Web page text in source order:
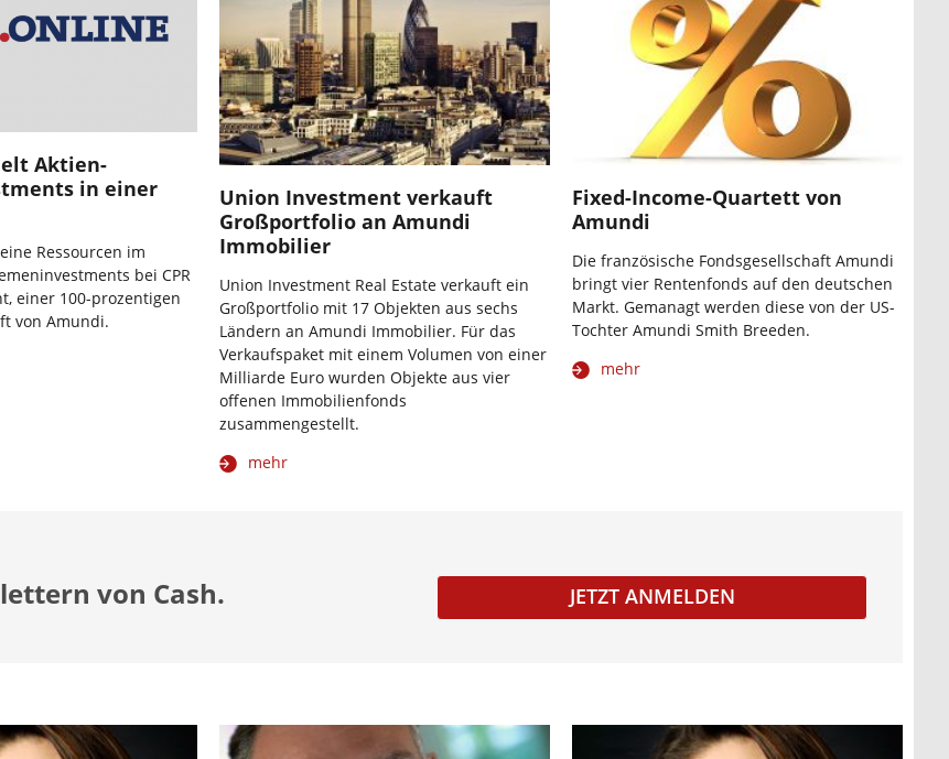
Aktien-
in einer
Ressourcen im
bei CPR
einer 100-prozentigen
von Amundi.
Union Investment verkauft
Großportfolio an Amundi
Immobilier
Union Investment Real Estate verkauft ein
Großportfolio mit 17 Objekten aus sechs
Ländern an Amundi Immobilier. Für das
Verkaufspaket mit einem Volumen von einer
Milliarde Euro wurden Objekte aus vier
offenen Immobilienfonds
zusammengestellt.
mehr
Fixed-Income-Quartett von
Amundi
Die französische Fondsgesellschaft Amundi
bringt vier Rentenfonds auf den deutschen
Markt. Gemanagt werden diese von der US-
Tochter Amundi Smith Breeden.
mehr
von Cash. JETZT ANMELDEN